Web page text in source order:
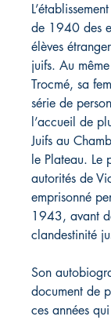
de 1940 des
élèves
juifs. Au
Trocmé, sa
série de
l’accueil de
Juifs au
le Plateau. Le
autorités de
emprisonné
1943, avant
clandestinité
Son
document de
ces années